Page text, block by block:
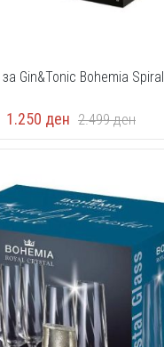
Gin&Tonic Bohemia
1.250 ден 2.499ден